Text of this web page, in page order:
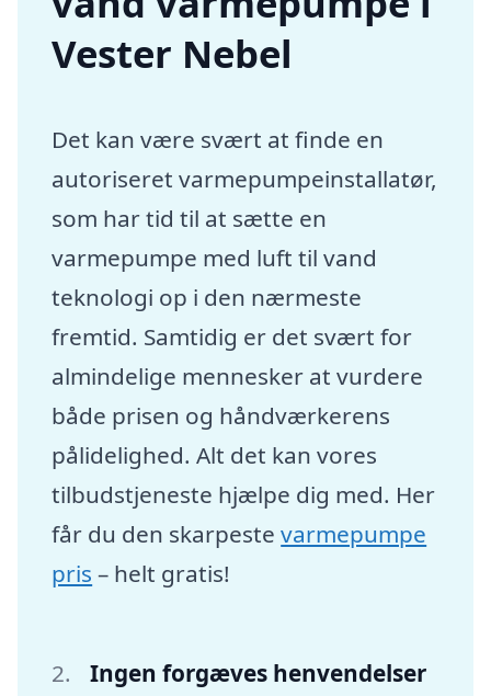
Vester Nebel
Det kan være svært at finde en
autoriseret varmepumpeinstallatør,
som har tid til at sætte en
varmepumpe med luft til vand
teknologi op i den nærmeste
fremtid. Samtidig er det svært for
almindelige mennesker at vurdere
både prisen og håndværkerens
pålidelighed. Alt det kan vores
tilbudstjeneste hjælpe dig med. Her
får du den skarpestevarmepumpe
pris – helt gratis!
Ingen forgæves henvendelser